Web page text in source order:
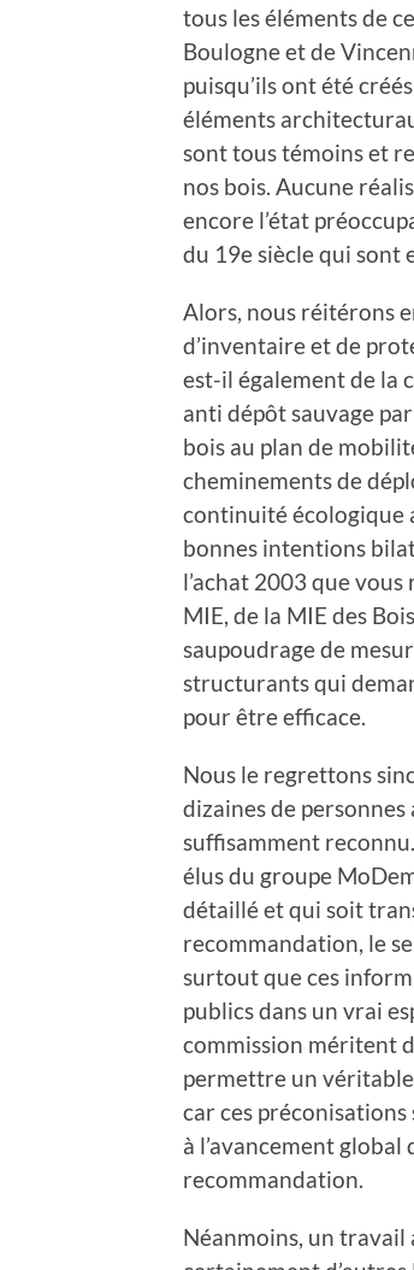
tous les éléments de
Boulogne et de
puisqu’ils ont été
éléments
sont tous témoins et
nos bois. Aucune
encore l’état
du 19e siècle qui sont
Alors, nous réitérons
d’inventaire et de
est-il également de la
anti dépôt sauvage
bois au plan de
cheminements de
continuité écologique
bonnes intentions
l’achat 2003 que
MIE, de la MIE des
saupoudrage de
structurants qui
pour être efficace.
Nous le regrettons
dizaines de personnes
suffisamment
élus du groupe
détaillé et qui soit
recommandation, le
surtout que ces
publics dans un vrai
commission méritent
permettre un
car ces
à l’avancement
recommandation.
Néanmoins, un